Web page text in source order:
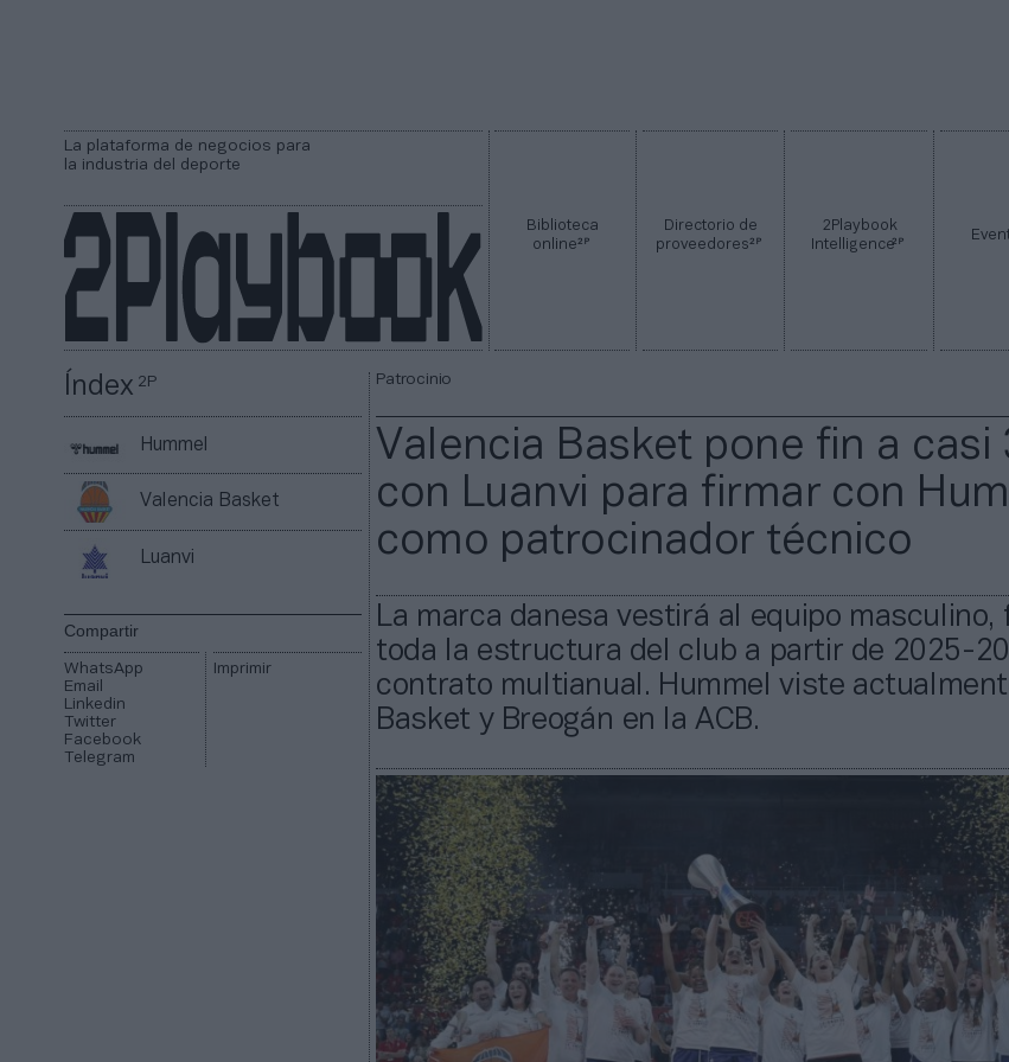
La plataforma de negocios para
la industria del deporte
Biblioteca
online2P
Directorio de
proveedores2P
2Playbook
Intelligence2P
Índex2P
Hummel
Valencia Basket
Luanvi
Compartir
WhatsApp
Email
Linkedin
Twitter
Facebook
Telegram
Imprimir
Patrocinio
Valencia Basket pone fin a casi
con Luanvi para firmar con
como patrocinador técnico
La marca danesa vestirá al equipo masculino,
toda la estructura del club a partir de 2025-
contrato multianual. Hummel viste
Basket y Breogán en la ACB.